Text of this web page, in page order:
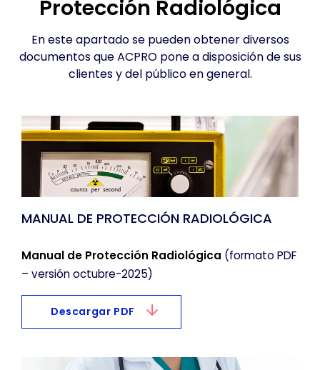
Protección Radiológica
En este apartado se pueden obtener diversos
documentos que ACPRO pone a disposición de sus
clientes y del público en general.
MANUAL DE PROTECCIÓN RADIOLÓGICA
Manual de Protección Radiológica (formato PDF
– versión octubre-2025)
Descargar PDF